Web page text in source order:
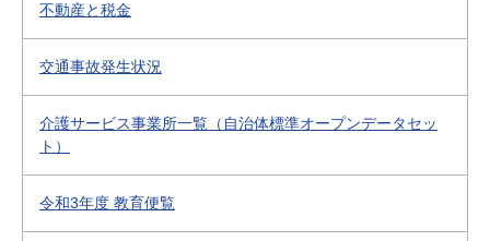
不動産と税金
交通事故発生状況
介護サービス事業所一覧（自治体標準オープンデータセッ
ト）
令和3年度 教育便覧